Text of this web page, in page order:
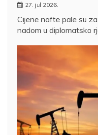
27. jul 2026.
Cijene nafte pale su
nadom u diplomatsko